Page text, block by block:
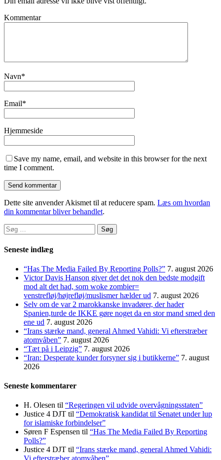
Kommentar
Navn*
Email*
Hjemmeside
Save my name, email, and website in this browser for the next
time I comment.
Dette site anvender Akismet til at reducere spam. Læs om hvordan
din kommentar bliver behandlet.
Søg
efter:
Seneste indlæg
“Has The Media Failed By Reporting Polls?” 7. august 2026
Victor Davis Hanson giver det det nok den bedste modgift
mod alt det had, som woke zombier=
venstrefløj/højrefløj/muslismer hælder ud 7. august 2026
Selv om de var 2 marokkanske invadører, der hader
Spanien,turde de IKKE gøre noget da en stor mand smed den
ene ud 7. august 2026
“Irans stærke mand, general Ahmed Vahidi: Vi efterstræber
atomvåben” 7. august 2026
“Tæt på i Leipzig” 7. august 2026
“Iran: Desperate kunder forsyner sig i butikkerne” 7. august
2026
Seneste kommentarer
H. Olesen til “Regeringen vil udvide overvågningsstaten”
Justice 4 DJT til “Demokratisk kandidat til Senatet under lup
for islamiske forbindelser”
Søren F Espensen til “Has The Media Failed By Reporting
Polls?”
Justice 4 DJT til “Irans stærke mand, general Ahmed Vahidi: